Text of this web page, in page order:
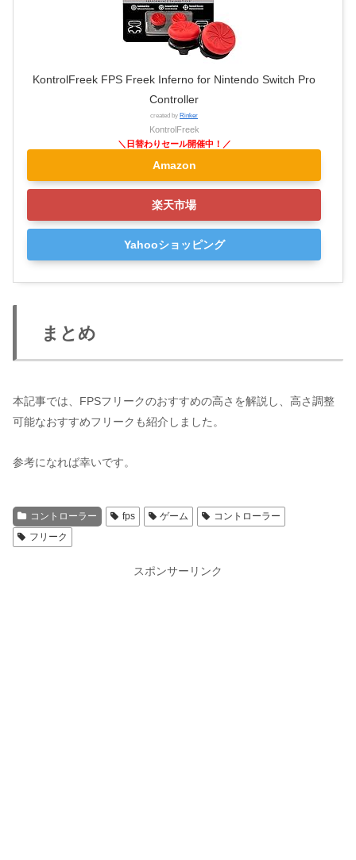
KontrolFreek FPS Freek Inferno for Nintendo Switch Pro
Controller
created by Rinker
KontrolFreek
Amazon
楽天市場
Yahooショッピング
まとめ
本記事では、FPSフリークのおすすめの高さを解説し、高さ調整
可能なおすすめフリークも紹介しました。
参考になれば幸いです。
コントローラー fps ゲーム
コントローラー
フリーク
スポンサーリンク